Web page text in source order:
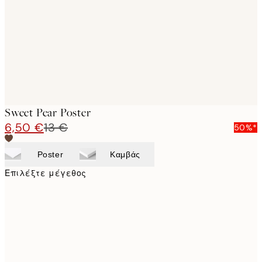
Sweet Pear Poster
6,50 €13 € 50%*
Poster Καμβάς
Επιλέξτε μέγεθος